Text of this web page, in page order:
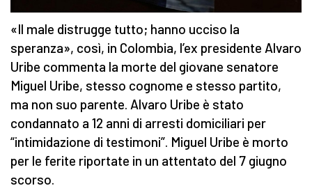
«Il male distrugge tutto; hanno ucciso la
speranza», così, in Colombia, l’ex presidente Alvaro
Uribe commenta la morte del giovane senatore
Miguel Uribe, stesso cognome e stesso partito,
ma non suo parente. Alvaro Uribe è stato
condannato a 12 anni di arresti domiciliari per
“intimidazione di testimoni”. Miguel Uribe è morto
per le ferite riportate in un attentato del 7 giugno
scorso.